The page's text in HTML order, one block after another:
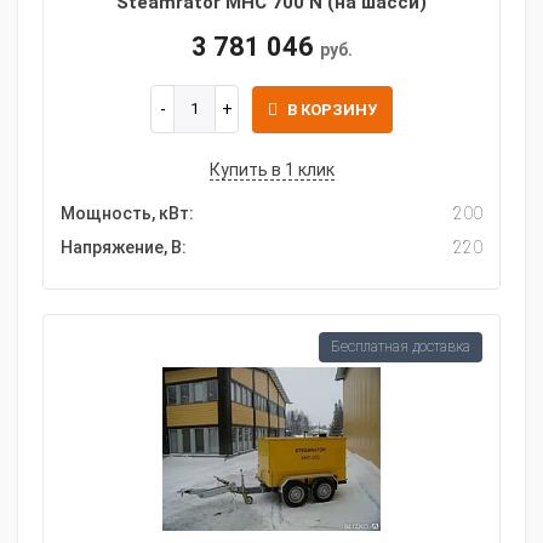
3 781 046 руб.
В КОРЗИНУ
Купить в 1 клик
Мощность, кВт:
200
Напряжение, В:
220
Бесплатная доставка